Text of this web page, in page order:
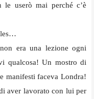
userò mai perché c’è
era una lezione ogni
qualcosa! Un mostro di
manifesti faceva Londra!
aver lavorato con lui per